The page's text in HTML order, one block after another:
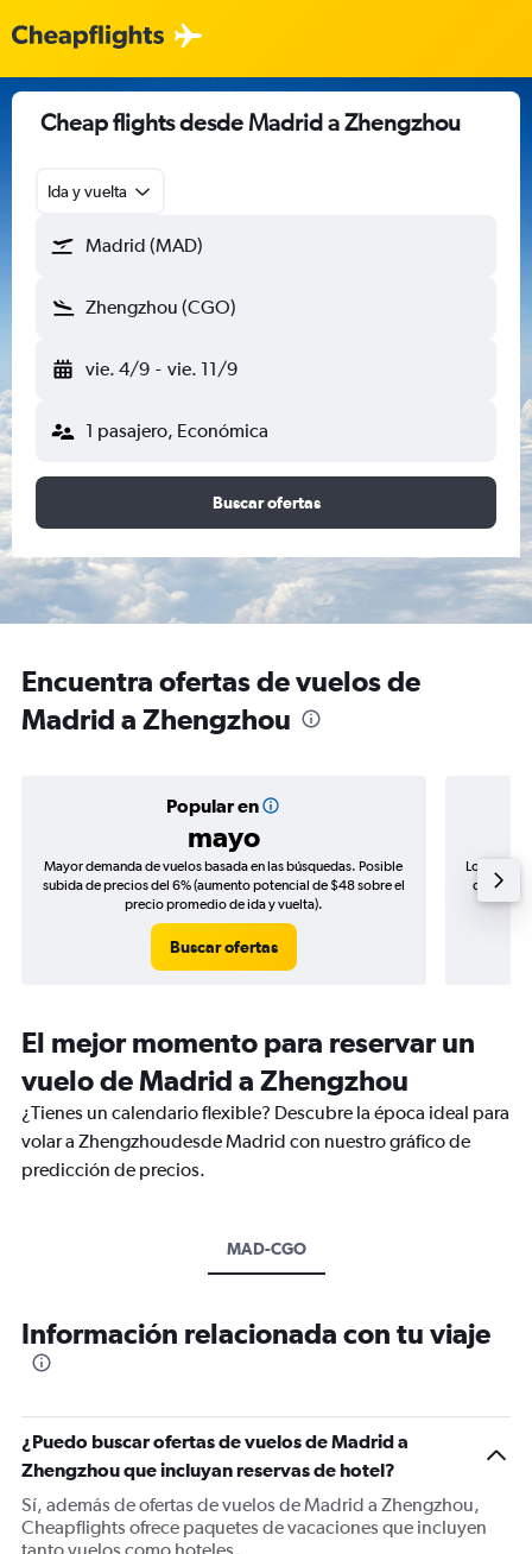
Cheap flights desde Madrid a Zhengzhou
Ida y vuelta
Madrid (MAD)
Zhengzhou (CGO)
vie. 4/9 - vie. 11/9
1 pasajero, Económica
Buscar ofertas
Encuentra ofertas de vuelos de
Madrid a Zhengzhou
Popular en
mayo
Mayor demanda de vuelos basada en las búsquedas. Posible
subida de precios del 6% (aumento potencial de $48 sobre el
precio promedio de ida y vuelta).
Buscar ofertas
Los
de
El mejor momento para reservar un
vuelo de Madrid a Zhengzhou
¿Tienes un calendario flexible? Descubre la época ideal para
volar a Zhengzhoudesde Madrid con nuestro gráfico de
predicción de precios.
MAD-CGO
Información relacionada con tu viaje
¿Puedo buscar ofertas de vuelos de Madrid a
Zhengzhou que incluyan reservas de hotel?
Sí, además de ofertas de vuelos de Madrid a Zhengzhou,
Cheapflights ofrece paquetes de vacaciones que incluyen